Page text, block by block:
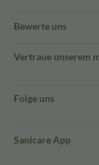
Bewerte uns
Vertraue unserem
Folge uns
Sanicare App